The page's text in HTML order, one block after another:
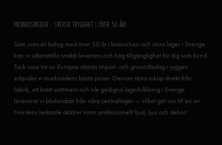
PROMIXSWEDEN - SVENSK TRYGGHET I ÖVER 50 ÅR!
Som svenskt bolag med över 50 år i branschen och stora lager i Sverige
kan vi säkerställa snabb leverans och hög tillgänglighet för dig som kund.
Tack vare tre av Europas största import- och grossistbolag i ryggen
erbjuder vi marknadens bästa priser. Genom stora inköp direkt från
fabrik, ett brett sortiment och vår gedigna lagerhållning i Sverige
levererar vi blixtsnabbt från våra centrallager — vilket gör oss till en av
Nordens ledande aktörer inom professionellt ljud, ljus och dekor!